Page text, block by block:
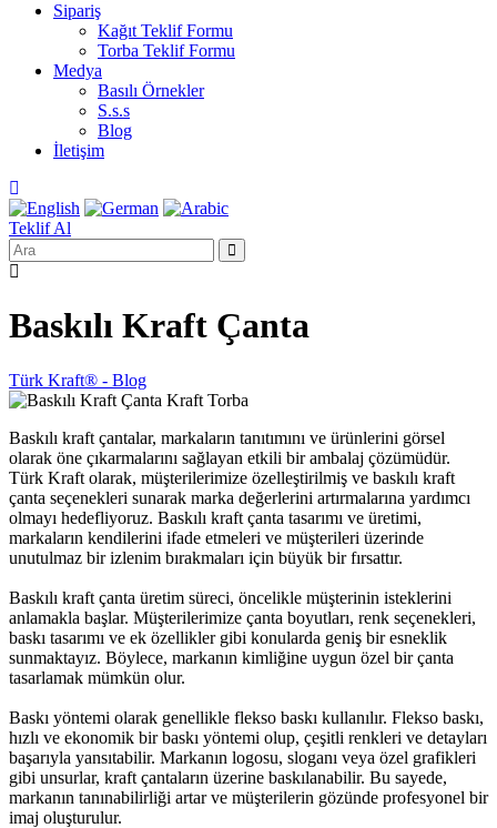
Sipariş
Kağıt Teklif Formu
Torba Teklif Formu
Medya
Basılı Örnekler
S.s.s
Blog
İletişim
Teklif Al
Baskılı Kraft Çanta
Türk Kraft® - Blog
Baskılı kraft çantalar, markaların tanıtımını ve ürünlerini görsel
olarak öne çıkarmalarını sağlayan etkili bir ambalaj çözümüdür.
Türk Kraft olarak, müşterilerimize özelleştirilmiş ve baskılı kraft
çanta seçenekleri sunarak marka değerlerini artırmalarına yardımcı
olmayı hedefliyoruz. Baskılı kraft çanta tasarımı ve üretimi,
markaların kendilerini ifade etmeleri ve müşterileri üzerinde
unutulmaz bir izlenim bırakmaları için büyük bir fırsattır.
Baskılı kraft çanta üretim süreci, öncelikle müşterinin isteklerini
anlamakla başlar. Müşterilerimize çanta boyutları, renk seçenekleri,
baskı tasarımı ve ek özellikler gibi konularda geniş bir esneklik
sunmaktayız. Böylece, markanın kimliğine uygun özel bir çanta
tasarlamak mümkün olur.
Baskı yöntemi olarak genellikle flekso baskı kullanılır. Flekso baskı,
hızlı ve ekonomik bir baskı yöntemi olup, çeşitli renkleri ve detayları
başarıyla yansıtabilir. Markanın logosu, sloganı veya özel grafikleri
gibi unsurlar, kraft çantaların üzerine baskılanabilir. Bu sayede,
markanın tanınabilirliği artar ve müşterilerin gözünde profesyonel bir
imaj oluşturulur.